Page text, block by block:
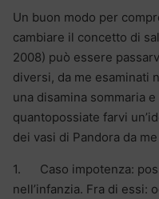
Un buon modo per
cambiare il concetto di
2008) può essere
diversi, da me esaminati
una disamina sommaria
quantopossiate farvi
dei vasi di Pandora da
1. Caso impotenza:
nell’infanzia. Fra di essi: